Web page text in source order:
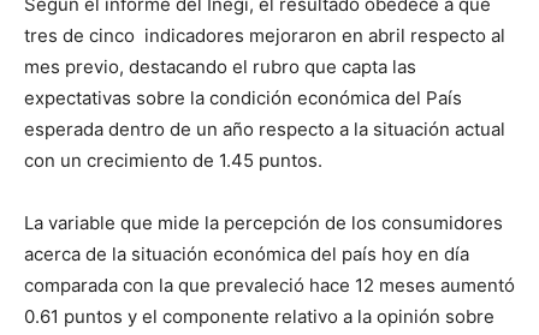
Según el informe del Inegi, el resultado obedece a que
tres de cinco indicadores mejoraron en abril respecto al
mes previo, destacando el rubro que capta las
expectativas sobre la condición económica del País
esperada dentro de un año respecto a la situación actual
con un crecimiento de 1.45 puntos.
La variable que mide la percepción de los consumidores
acerca de la situación económica del país hoy en día
comparada con la que prevaleció hace 12 meses aumentó
0.61 puntos y el componente relativo a la opinión sobre